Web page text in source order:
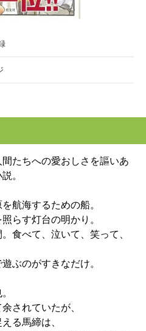
たちへの愛おしさを謳いあ
。
航海するための船。
らす灯台の明かり。
食べて、泣いて、笑って、
ぶのがすきなだけ。
されていたが、
る馬締は、